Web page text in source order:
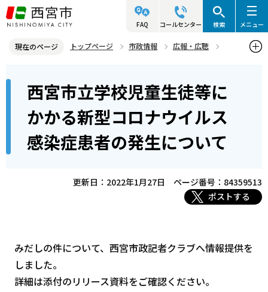
こ
の
ジ
す
FAQ コールセンター 検索 メニュー
現在のページ トップページ 市政情報
広報・広聴
西宮市立学校児童生徒等にかかる新型コロナウイルス感染症患者の発
生について
ら
西宮市立学校児童生徒等に
かかる新型コロナウイルス
感染症患者の発生について
更新日：2022年1月27日
ページ番号：84359513
ポストする
みだしの件について、西宮市政記者クラブへ情報提供を
しました。
詳細は添付のリリース資料をご確認ください。